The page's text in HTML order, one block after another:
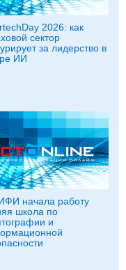
2026: как
сектор
за лидерство в
ИИ
начала работу
школа по
и